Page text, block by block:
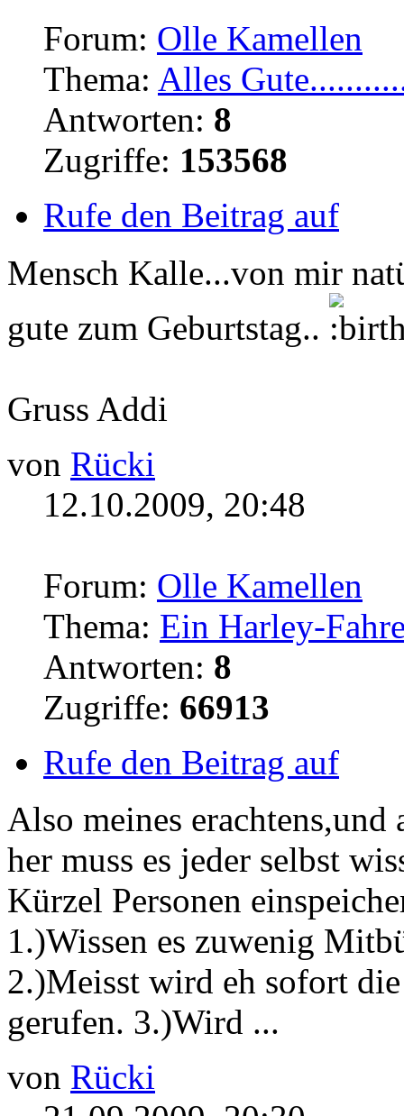
Forum: Olle Kamellen
Thema: Alles
Antworten: 8
Zugriffe: 153568
Rufe den Beitrag auf
Mensch Kalle...von mir
gute zum Geburtstag..
Gruss Addi
von Rücki
12.10.2009, 20:48
Forum: Olle Kamellen
Thema: Ein Harley-
Antworten: 8
Zugriffe: 66913
Rufe den Beitrag auf
Also meines
her muss es jeder selbst
Kürzel Personen
1.)Wissen es zuwenig
2.)Meisst wird eh sofort
gerufen. 3.)Wird ...
von Rücki